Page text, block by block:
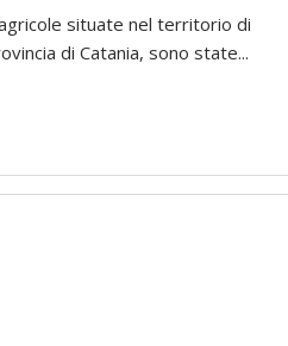
situate nel territorio di
di Catania, sono state...